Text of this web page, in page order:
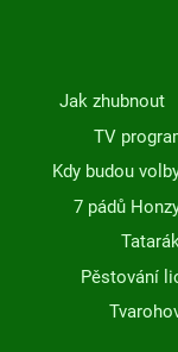
Jak zhubnout
TV
Kdy budou
7 pádů
Pěstování